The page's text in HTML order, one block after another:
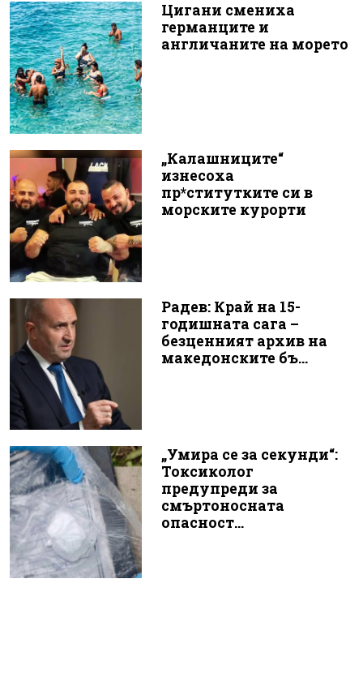
Цигани смениха
германците и
англичаните на морето
„Калашниците“
изнесоха
пр*ститутките си в
морските курорти
Радев: Край на 15-
годишната сага –
безценният архив на
македонските бъ...
„Умира се за секунди“:
Токсиколог
предупреди за
смъртоносната
опасност...